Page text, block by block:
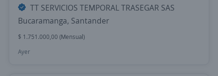
TT SERVICIOS TEMPORAL TRASEGAR SAS
Bucaramanga, Santander
$ 1.751.000,00 (Mensual)
Ayer